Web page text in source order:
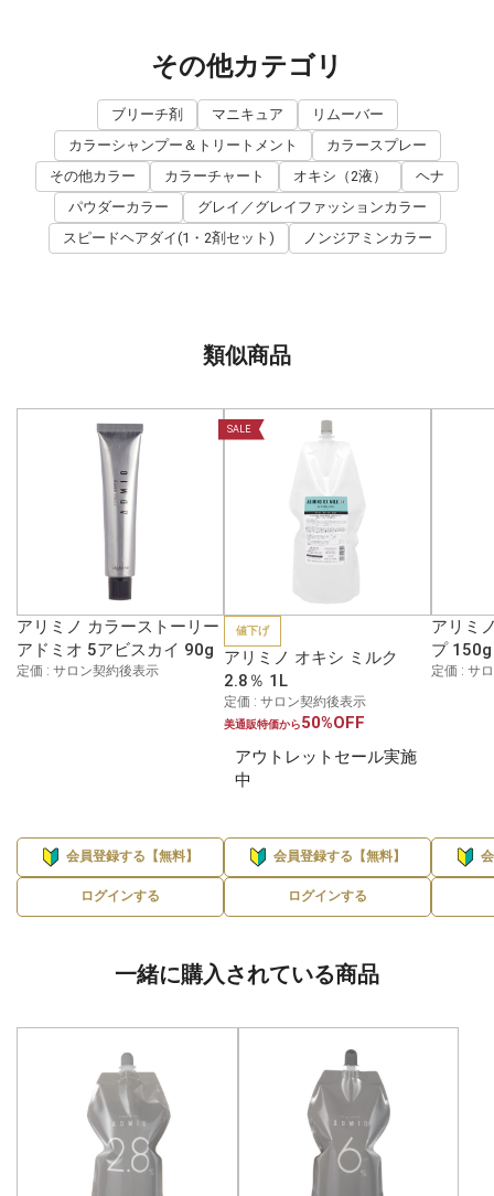
その他カテゴリ
ブリーチ剤 マニキュア
リムーバー
カラーシャンプー＆トリートメント
カラースプレー
その他カラー
カラーチャート オキシ（2液）
ヘナ
パウダーカラー
グレイ／グレイファッションカラー
スピードヘアダイ(1・2剤セット)
ノンジアミンカラー
類似商品
アリミノ カラーストーリー
アドミオ 5アビスカイ 90g
定価 : サロン契約後表示
会員登録する【無料】
ログインする
SALE
値下げ
アリミノ オキシ ミルク
2.8％ 1L
定価 : サロン契約後表示
美通販特価から50%OFF
アウトレットセール実施
中
会員登録する【無料】
ログインする
アリミ
プ 150g
定価 : サ
一緒に購入されている商品